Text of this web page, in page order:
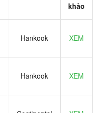
khảo
Hankook XEM
Hankook XEM